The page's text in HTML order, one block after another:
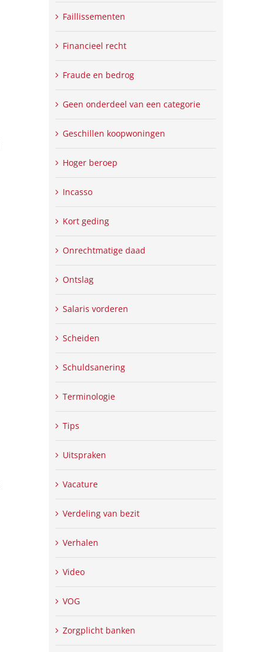
Faillissementen
Financieel recht
Fraude en bedrog
Geen onderdeel van een categorie
Geschillen koopwoningen
Hoger beroep
Incasso
Kort geding
Onrechtmatige daad
Ontslag
Salaris vorderen
Scheiden
Schuldsanering
Terminologie
Tips
Uitspraken
Vacature
Verdeling van bezit
Verhalen
Video
VOG
Zorgplicht banken